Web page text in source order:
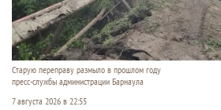
Старую переправу размыло в прошлом году
пресс-службы администрации Барнаула
7 августа 2026 в 22:55